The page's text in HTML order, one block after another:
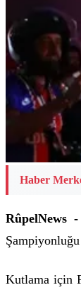
Haber
RûpelNews -
Kutlama için